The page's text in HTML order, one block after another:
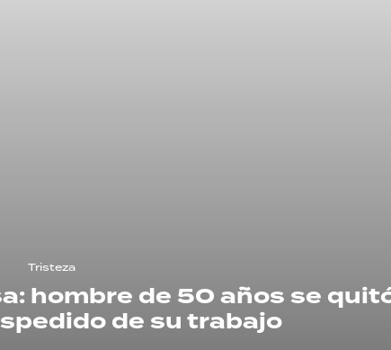
Tristeza
hombre de 50 años se
de su trabajo